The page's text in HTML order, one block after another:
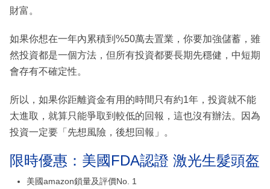
財富。
如果你想在一年內累積到%50萬去置業，你要加強儲蓄，雖
然投資都是一個方法，但所有投資都要長期先穩健，中短期
會存有不確定性。
所以，如果你距離資金有用的時間只有約1年，投資就不能
太進取，就算只能爭取到較低的回報，這也沒有辦法。因為
投資一定要「先想風險，後想回報」。
限時優惠：美國FDA認證 激光生髮頭盔
美國amazon鎖量及評價No. 1